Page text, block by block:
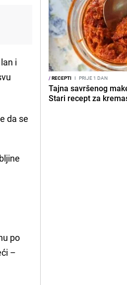
i
da se
po
–
/RECEPTI I PRIJE 1 DAN
Tajna savršenog
Stari recept za